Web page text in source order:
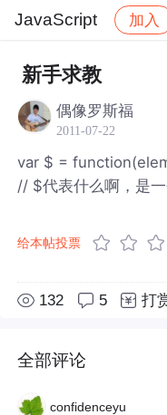
JavaScript 加入
社区 JavaScript
新手求教
偶像罗斯福
2011-07-22
var $ =
// $代表什么啊，是
给本帖投票
132 5 打
全部评论
confidenceyu